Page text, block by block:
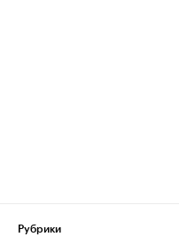
Рубрики